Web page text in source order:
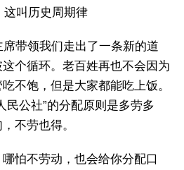
这叫历史周期律
带领我们走出了一条新的道
个循环。老百姓再也不会因为
不饱，但是大家都能吃上饭。
民公社”的分配原则是多劳多
不劳也得。
怕不劳动，也会给你分配口